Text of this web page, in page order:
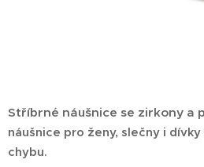
Stříbrné náušnice se zirkony a
náušnice pro ženy, slečny i
chybu.